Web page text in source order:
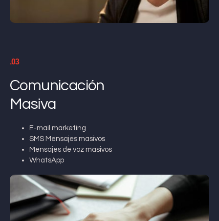
.03
Comunicación
Masiva
E-mail marketing
SMS Mensajes masivos
Mensajes de voz masivos
WhatsApp